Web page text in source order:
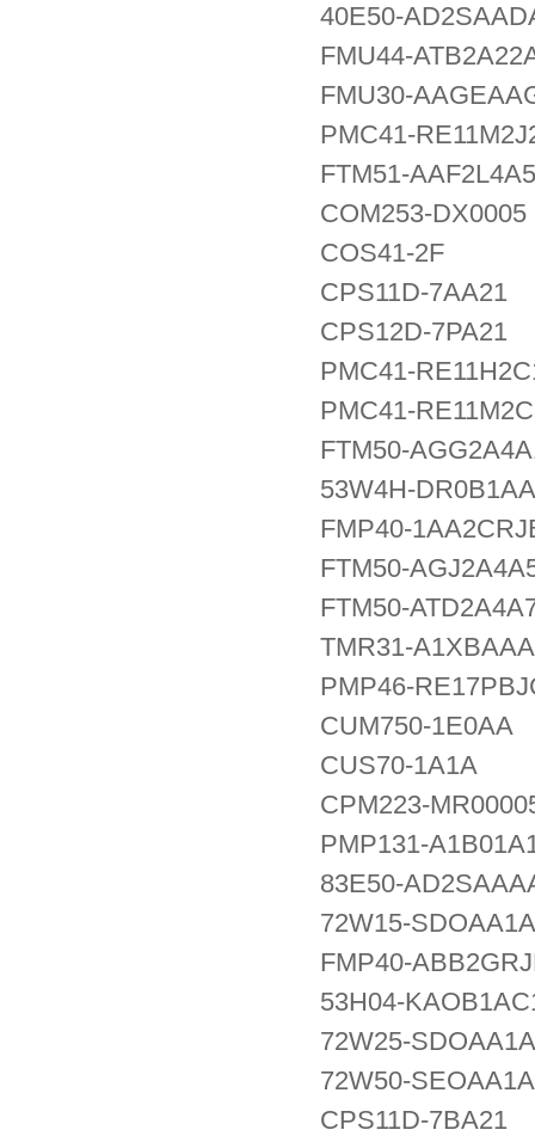
40E50-
FMU44-
FMU30-
PMC41-
FTM51-
COM253-DX0005
COS41-2F
CPS11D-7AA21
CPS12D-7PA21
PMC41-
PMC41-
FTM50-
53W4H-
FMP40-
FTM50-
FTM50-
TMR31-
PMP46-
CUM750-1E0AA
CUS70-1A1A
CPM223-
PMP131-
83E50-
72W15-
FMP40-
53H04-
72W25-
72W50-
CPS11D-7BA21